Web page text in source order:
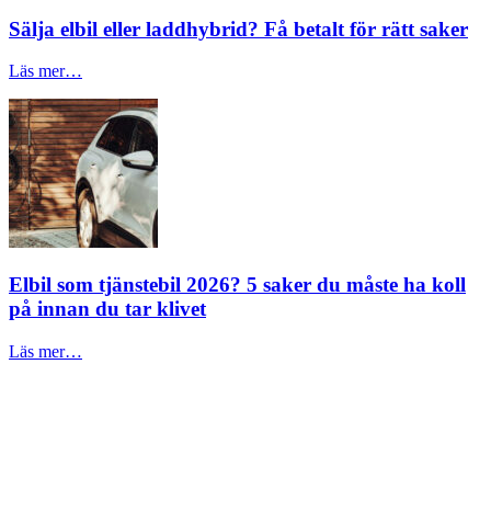
Sälja elbil eller laddhybrid? Få betalt för rätt saker
Läs mer…
Elbil som tjänstebil 2026? 5 saker du måste ha koll
på innan du tar klivet
Läs mer…